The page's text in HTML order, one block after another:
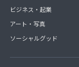
ビジネス・起業
アート・写真
ソーシャルグッド